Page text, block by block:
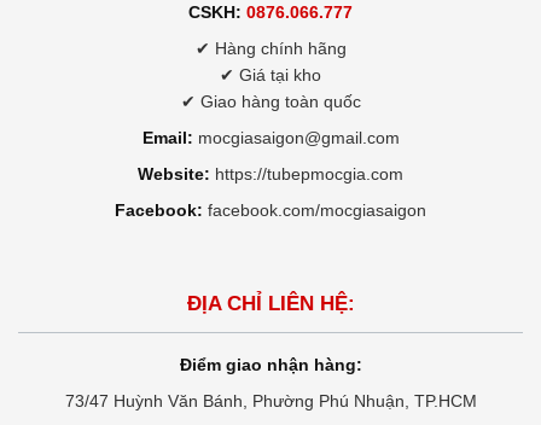
CSKH: 0876.066.777
✔ Hàng chính hãng
✔ Giá tại kho
✔ Giao hàng toàn quốc
Email: mocgiasaigon@gmail.com
Website: https://tubepmocgia.com
Facebook: facebook.com/mocgiasaigon
ĐỊA CHỈ LIÊN HỆ:
Điểm giao nhận hàng:
73/47 Huỳnh Văn Bánh, Phường Phú Nhuận, TP.HCM